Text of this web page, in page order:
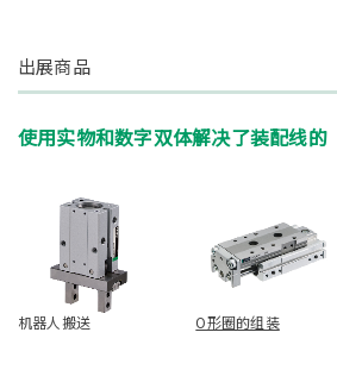
出展商品
使用实物和数字双体解决了装配线
机器人搬送 O形圈的组装